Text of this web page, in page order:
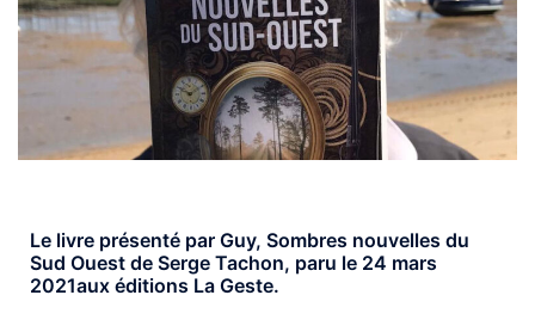
Le livre présenté par Guy, Sombres nouvelles du
Sud Ouest de Serge Tachon, paru le 24 mars
2021aux éditions La Geste.